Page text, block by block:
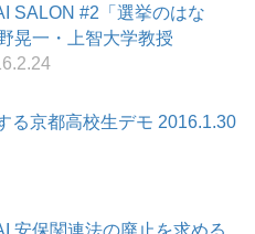
SALON #2「選挙のはな
晃一・上智大学教授
る京都高校生デモ 2016.1.30
安保関連法の廃止を求める